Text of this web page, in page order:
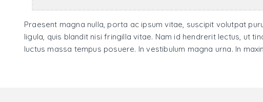
Praesent magna nulla, porta ac ipsum vitae, suscipit volutpat
ligula, quis blandit nisi fringilla vitae. Nam id hendrerit lectus, ut
luctus massa tempus posuere. In vestibulum magna urna. In